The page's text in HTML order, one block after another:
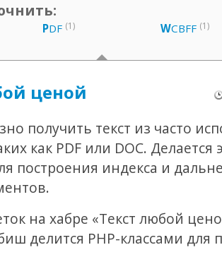
PDF (1) WCBFF (1)
ценой
получить текст из часто
как PDF или DOC. Делается
построения индекса и
на хабре «Текст любой
делится PHP-классами для